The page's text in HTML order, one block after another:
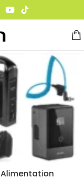
Alimentation